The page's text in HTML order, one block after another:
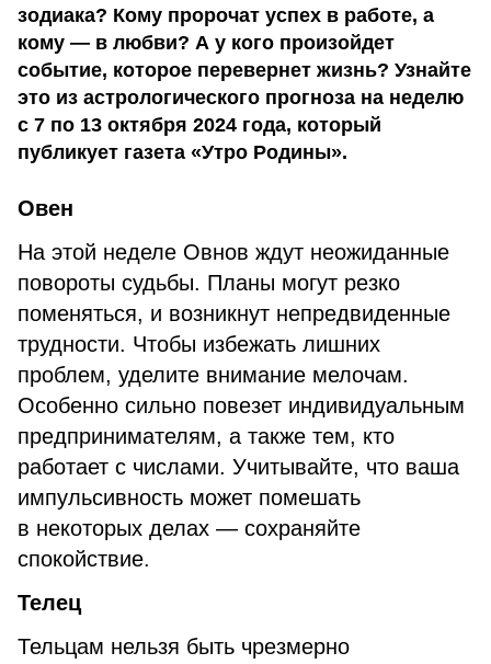
зодиака? Кому пророчат успех в работе, а
кому — в любви? А у кого произойдет
событие, которое перевернет жизнь? Узнайте
это из астрологического прогноза на неделю
с 7 по 13 октября 2024 года, который
публикует газета «Утро Родины».
Овен
На этой неделе Овнов ждут неожиданные
повороты судьбы. Планы могут резко
поменяться, и возникнут непредвиденные
трудности. Чтобы избежать лишних
проблем, уделите внимание мелочам.
Особенно сильно повезет индивидуальным
предпринимателям, а также тем, кто
работает с числами. Учитывайте, что ваша
импульсивность может помешать
в некоторых делах — сохраняйте
спокойствие.
Телец
Тельцам нельзя быть чрезмерно